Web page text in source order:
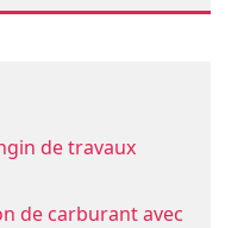
de travaux
de carburant avec